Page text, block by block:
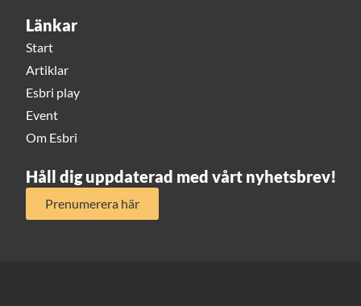
Länkar
Start
Artiklar
Esbri play
Event
Om Esbri
Håll dig uppdaterad med vårt nyhetsbrev!
Prenumerera här